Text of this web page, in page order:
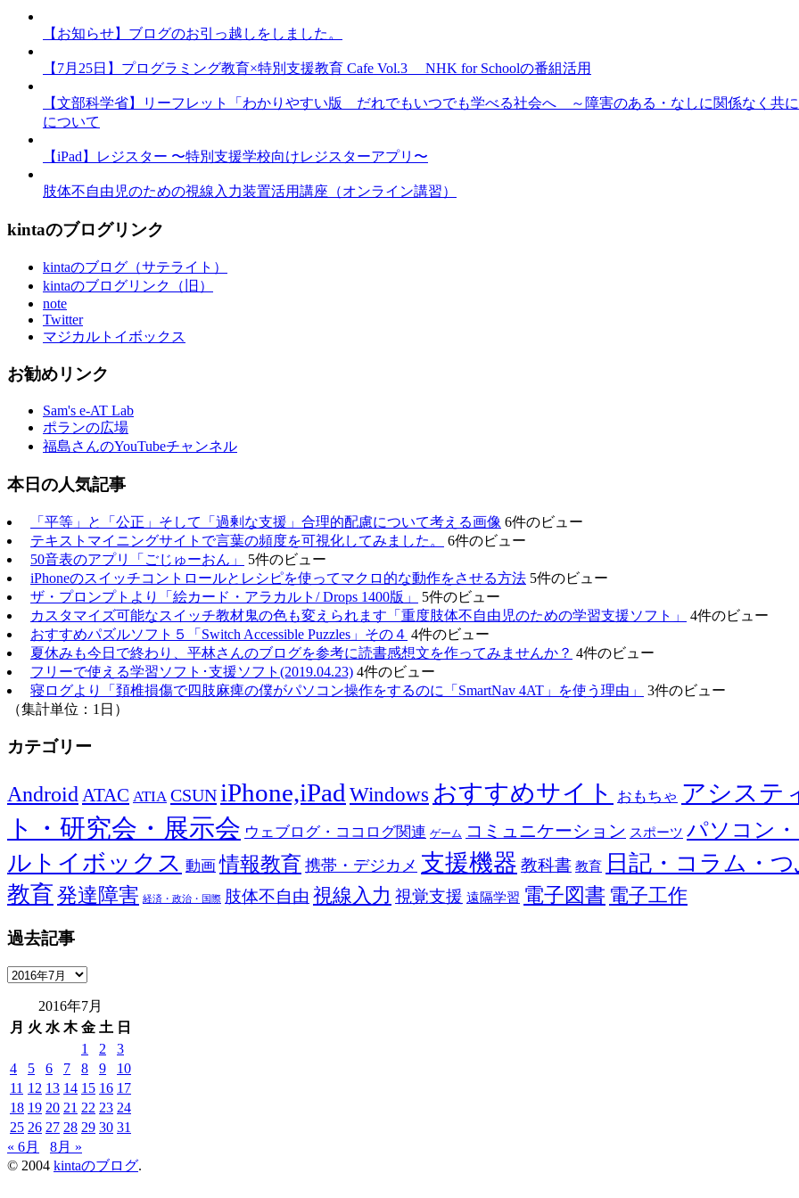
【お知らせ】ブログのお引っ越しをしました。
【7月25日】プログラミング教育×特別支援教育 Cafe Vol.3 NHK for Schoolの番組活用
【文部科学省】リーフレット「わかりやすい版 だれでもいつでも学べる社会へ ～障害のある・なしに関係なく共
について
【iPad】レジスター 〜特別支援学校向けレジスターアプリ〜
肢体不自由児のための視線入力装置活用講座（オンライン講習）
kintaのブログリンク
kintaのブログ（サテライト）
kintaのブログリンク（旧）
note
Twitter
マジカルトイボックス
お勧めリンク
Sam's e-AT Lab
ポランの広場
福島さんのYouTubeチャンネル
本日の人気記事
「平等」と「公正」そして「過剰な支援」合理的配慮について考える画像 6件のビュー
テキストマイニングサイトで言葉の頻度を可視化してみました。
6件のビュー
50音表のアプリ「ごじゅーおん」
5件のビュー
iPhoneのスイッチコントロールとレシピを使ってマクロ的な動作をさせる方法 5件のビュー
ザ・プロンプトより「絵カード・アラカルト/ Drops 1400版」
5件のビュー
カスタマイズ可能なスイッチ教材鬼の色も変えられます「重度肢体不自由児のための学習支援ソフト」
4件のビュー
おすすめパズルソフト５「Switch Accessible Puzzles」その４ 4件のビュー
夏休みも今日で終わり、平林さんのブログを参考に読書感想文を作ってみませんか？ 4件のビュー
フリーで使える学習ソフト･支援ソフト(2019.04.23) 4件のビュー
寝ログより「頚椎損傷で四肢麻痺の僕がパソコン操作をするのに「SmartNav 4AT」を使う理由」
3件のビュー
（集計単位：1日）
カテゴリー
Android ATAC ATIA CSUN iPhone,iPad Windows おすすめサイト おもちゃ アシステ
ト・研究会・展示会 ウェブログ・ココログ関連 ゲーム コミュニケーション スポーツ パソコン
ルトイボックス 動画 情報教育 携帯・デジカメ 支援機器 教科書 教育 日記・コラム・
教育発達障害 経済・政治・国際 肢体不自由 視線入力 視覚支援 遠隔学習 電子図書 電子工作
過去記事
過
事
2016年7月
月 火 水 木 金 土 日
1
2
3
4
5 6 7 8 9
10
11 12 13 14 15 16 17
18 19 20 21 22 23 24
25 26 27 28 29 30 31
« 6月
8月 »
© 2004 kintaのブログ.